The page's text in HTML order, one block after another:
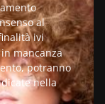
al
ivi
mancanza
potranno
nella